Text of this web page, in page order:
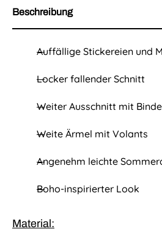
i
s
Beschreibung
Auffällige Stickereien und
Locker fallender Schnitt
Weiter Ausschnitt mit
Weite Ärmel mit Volants
Angenehm leichte
Boho-inspirierter Look
Material: